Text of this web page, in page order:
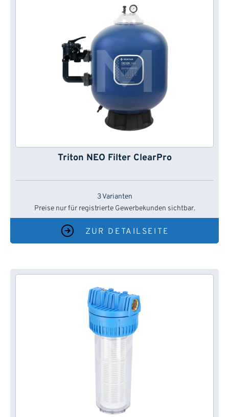
Triton NEO Filter ClearPro
3 Varianten
Preise nur für registrierte Gewerbekunden sichtbar.
ZUR DETAILSEITE